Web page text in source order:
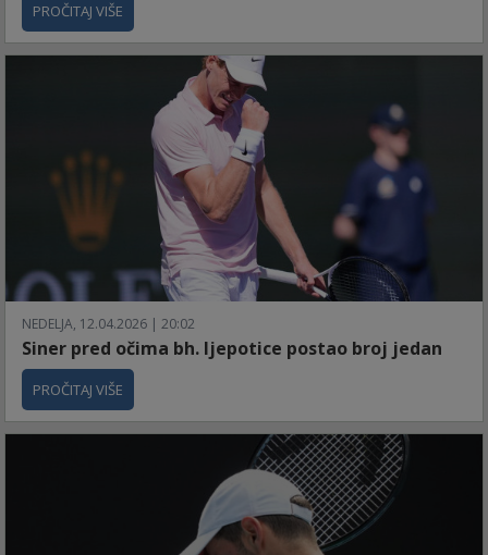
PROČITAJ VIŠE
NEDELJA, 12.04.2026 | 20:02
Siner pred očima bh. ljepotice postao broj jedan
PROČITAJ VIŠE